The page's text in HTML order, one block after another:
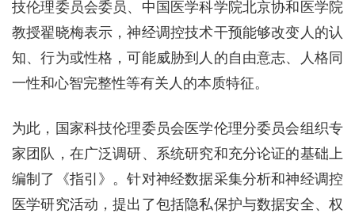
技伦理委员会委员、中国医学科学院北京协和医学院
教授翟晓梅表示，神经调控技术干预能够改变人的认
知、行为或性格，可能威胁到人的自由意志、人格同
一性和心智完整性等有关人的本质特征。
为此，国家科技伦理委员会医学伦理分委员会组织专
家团队，在广泛调研、系统研究和充分论证的基础上
编制了《指引》。针对神经数据采集分析和神经调控
医学研究活动，提出了包括隐私保护与数据安全、权